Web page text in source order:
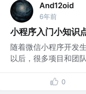
And12oid
6年前
小程序入门小知识
随着微信小程序开发
以后，很多项目和团
0